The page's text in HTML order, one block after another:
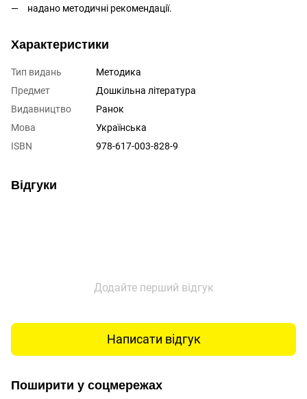
надано методичні рекомендації.
Характеристики
Тип видань
Методика
Предмет
Дошкільна література
Видавництво
Ранок
Мова
Українська
ISBN
978-617-003-828-9
Відгуки
Додайте перший відгук
Написати відгук
Поширити у соцмережах